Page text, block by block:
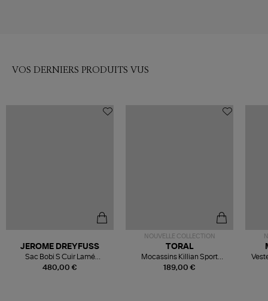
VOS DERNIERS PRODUITS VUS
480,00 €
JEROME DREYFUSS
Sac Bobi S Cuir Lamé
Champagne
NOUVELLE COLLECTION
189,00 €
TORAL
Mocassins Killian Sport
Mousse